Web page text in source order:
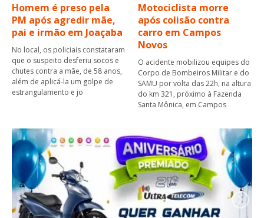
Homem é preso pela
PM após agredir mãe,
pai e irmão em Joaçaba
No local, os policiais constataram
que o suspeito desferiu socos e
chutes contra a mãe, de 58 anos,
além de aplicá-la um golpe de
estrangulamento e jo
Motociclista morre
após colisão contra
carro em Campos
Novos
O acidente mobilizou equipes do
Corpo de Bombeiros Militar e do
SAMU por volta das 22h, na altura
do km 321, próximo à Fazenda
Santa Mônica, em Campos